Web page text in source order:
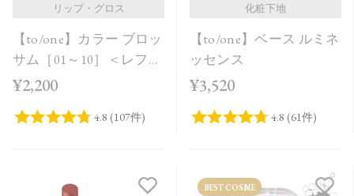
リップ・グロス
【to/one】カラー ブロッ
サム［01～10］＜レフィ
ル＞
¥2,200
化粧下地
【to/one】ベース ルミネ
ッセンス
¥3,520
BEST COSME